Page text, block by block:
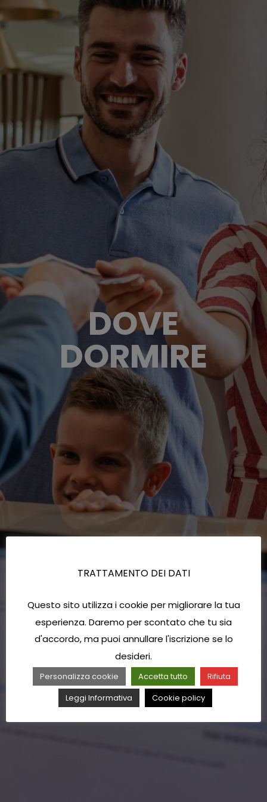
DOVE
DORMIRE
TRATTAMENTO DEI DATI
Questo sito utilizza i cookie per migliorare la tua
esperienza. Daremo per scontato che tu sia
d'accordo, ma puoi annullare l'iscrizione se lo
desideri.
Personalizza cookie Accetta tutto
Rifiuta
Leggi Informativa
Cookie policy